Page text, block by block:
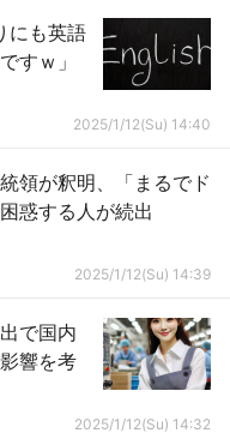
にも英語
すｗ」
2025/1/12(Su) 14:40
領が釈明、「まるでド
惑する人が続出
2025/1/12(Su) 14:39
で国内
響を考
2025/1/12(Su) 14:32